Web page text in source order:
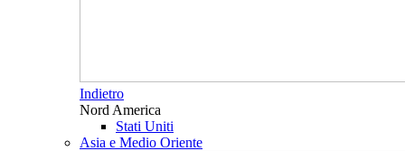
Indietro
Nord America
Stati Uniti
Asia e Medio Oriente